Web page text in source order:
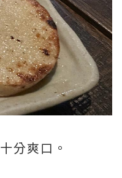
分爽口。